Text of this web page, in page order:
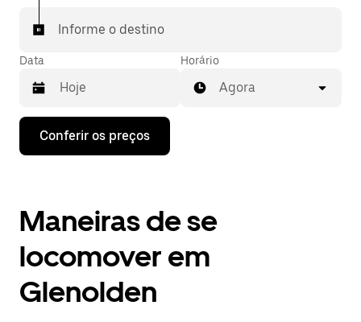
Informe o destino
Data
Pressione
seta
interagir
com
calendário
selecionar
uma
Horário
Agora
Conferir os preços
Maneiras de se
locomover em
Glenolden